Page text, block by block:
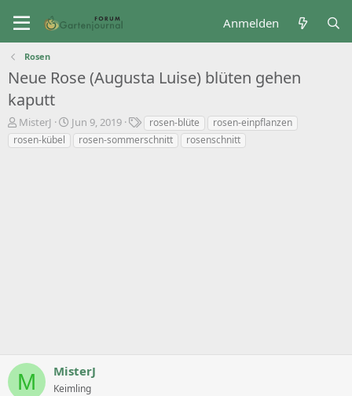
Anmelden
Rosen
Neue Rose (Augusta Luise) blüten gehen
kaputt
T
h
e
MisterJ
B
e
g
Jun 9, 2019
S
t
i
rosen-blüte
rosen-einpflanzen
rosen-kübel
rosen-sommerschnitt rosenschnitt
M MisterJ
Keimling